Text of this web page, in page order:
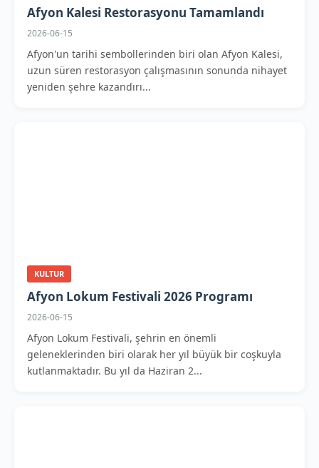
Afyon Kalesi Restorasyonu Tamamlandı
2026-06-15
Afyon'un tarihi sembollerinden biri olan Afyon Kalesi,
uzun süren restorasyon çalışmasının sonunda nihayet
yeniden şehre kazandırı...
KULTUR
Afyon Lokum Festivali 2026 Programı
2026-06-15
Afyon Lokum Festivali, şehrin en önemli
geleneklerinden biri olarak her yıl büyük bir coşkuyla
kutlanmaktadır. Bu yıl da Haziran 2...